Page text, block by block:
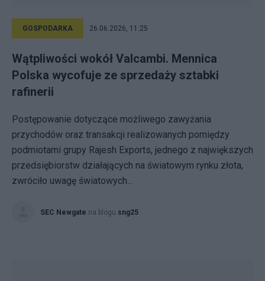
GOSPODARKA 26.06.2026, 11:25
Wątpliwości wokół Valcambi. Mennica
Polska wycofuje ze sprzedaży sztabki
rafinerii
Postępowanie dotyczące możliwego zawyżania
przychodów oraz transakcji realizowanych pomiędzy
podmiotami grupy Rajesh Exports, jednego z największych
przedsiębiorstw działających na światowym rynku złota,
zwróciło uwagę światowych...
SEC Newgate na blogu sng25